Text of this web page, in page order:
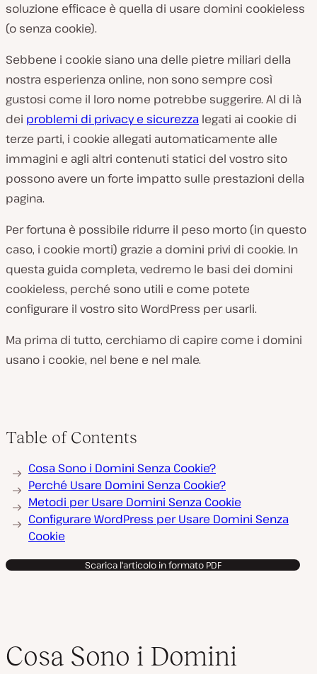
soluzione efficace è quella di usare domini cookieless
(o senza cookie).
Sebbene i cookie siano una delle pietre miliari della
nostra esperienza online, non sono sempre così
gustosi come il loro nome potrebbe suggerire. Al di là
dei problemi di privacy e sicurezza legati ai cookie di
terze parti, i cookie allegati automaticamente alle
immagini e agli altri contenuti statici del vostro sito
possono avere un forte impatto sulle prestazioni della
pagina.
Per fortuna è possibile ridurre il peso morto (in questo
caso, i cookie morti) grazie a domini privi di cookie. In
questa guida completa, vedremo le basi dei domini
cookieless, perché sono utili e come potete
configurare il vostro sito WordPress per usarli.
Ma prima di tutto, cerchiamo di capire come i domini
usano i cookie, nel bene e nel male.
Table of Contents
Cosa Sono i Domini Senza Cookie?
Perché Usare Domini Senza Cookie?
Metodi per Usare Domini Senza Cookie
Configurare WordPress per Usare Domini Senza
Cookie
Scarica l'articolo in formato PDF
Cosa Sono i Domini